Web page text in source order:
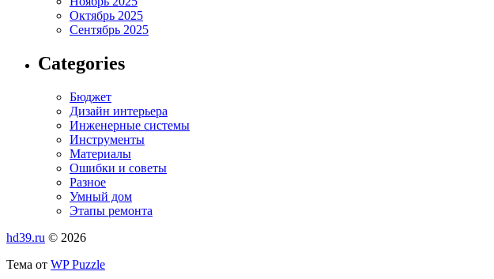
Октябрь 2025
Сентябрь 2025
Categories
Бюджет
Дизайн интерьера
Инженерные системы
Инструменты
Материалы
Ошибки и советы
Разное
Умный дом
Этапы ремонта
hd39.ru © 2026
Тема от WP Puzzle